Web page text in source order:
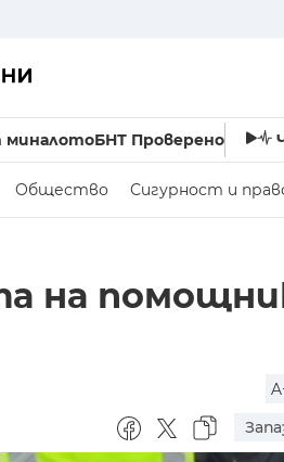
миналотоБНТ Проверено
Общество Сигурност и
на